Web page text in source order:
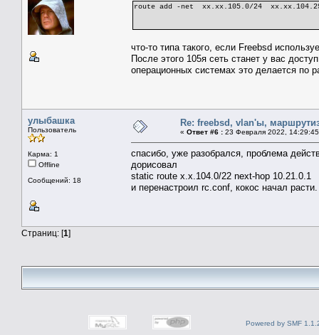
route add -net xx.xx.105.0/24
что-то типа такого, если Freebsd
После этого 105я сеть станет у вас
операционных системах это делается
улыбашка
Пользователь
Карма: 1
Offline
Сообщений: 18
Re: freebsd, vlan'ы,
« Ответ #6 : 23 Февраля 2022,
спасибо, уже разобрался, проблема
дорисовал
static route x.x.104.0/22 next-hop 10.21.0.1
и перенастроил rc.conf, кокос начал
Страниц: [1]
Powered by SMF